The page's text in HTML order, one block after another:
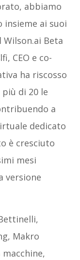
abbiamo
ai suoi
Beta
CEO e co-
ha riscosso
di 20 le
a
dedicato
è cresciuto
mesi
versione
Makro
macchine,